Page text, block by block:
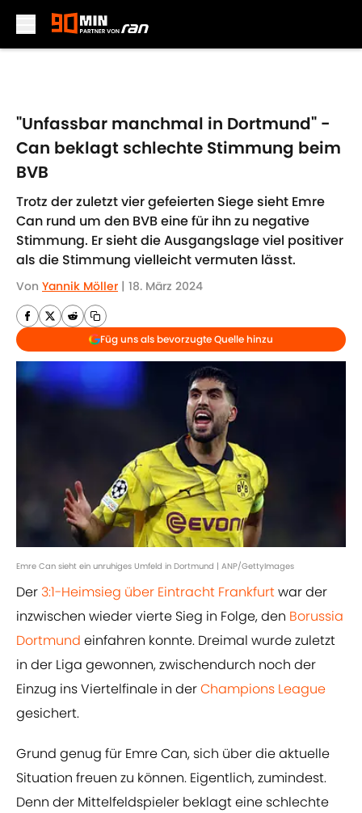
"Unfassbar manchmal in Dortmund" -
Can beklagt schlechte Stimmung beim
BVB
Trotz der zuletzt vier gefeierten Siege sieht Emre
Can rund um den BVB eine für ihn zu negative
Stimmung. Er sieht die Ausgangslage viel positiver
als die Stimmung vielleicht vermuten lässt.
Von Yannik Möller | 18. März 2024
Füg uns als bevorzugte Quelle hinzu
Emre Can sieht ein unruhiges Umfeld in Dortmund | ANP/GettyImages
Der 3:1-Heimsieg über Eintracht Frankfurtwar der
inzwischen wieder vierte Sieg in Folge, den Borussia
Dortmund einfahren konnte. Dreimal wurde zuletzt
in der Liga gewonnen, zwischendurch noch der
Einzug ins Viertelfinale in derChampions League
gesichert.
Grund genug für Emre Can, sich über die aktuelle
Situation freuen zu können. Eigentlich, zumindest.
Denn der Mittelfeldspieler beklagt eine schlechte